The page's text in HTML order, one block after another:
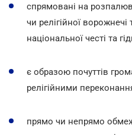
спрямовані на
чи релігійної
національної честі та
є образою почуттів
релігійними
прямо чи непрямо